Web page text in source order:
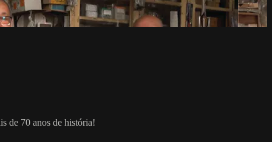
de 70 anos de história!